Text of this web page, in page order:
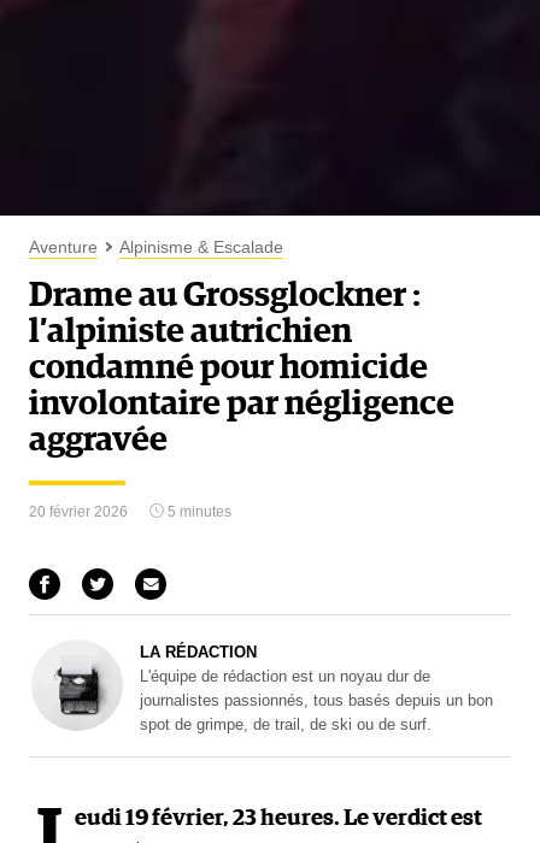
Aventure Alpinisme & Escalade
Drame au Grossglockner :
l’alpiniste autrichien
condamné pour homicide
involontaire par négligence
aggravée
20 février 2026 5 minutes
LA RÉDACTION
L'équipe de rédaction est un noyau dur de
journalistes passionnés, tous basés depuis un bon
spot de grimpe, de trail, de ski ou de surf.
eudi 19 février, 23 heures. Le verdict est